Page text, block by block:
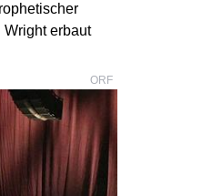
erbaut
ORF